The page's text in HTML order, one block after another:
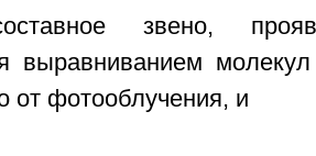
звено,
выравниванием
от фотооблучения, и